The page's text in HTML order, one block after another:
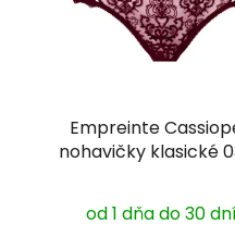
Empreinte
nohavičky klasické
od 1 dňa do 30